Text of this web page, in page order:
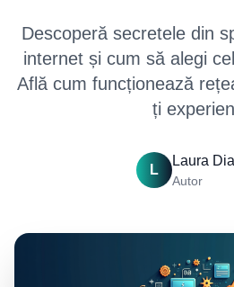
Descoperă secretele din
internet și cum să alegi
Află cum funcționează
ți
L
Laura
Autor